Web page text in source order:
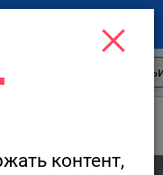
контент,